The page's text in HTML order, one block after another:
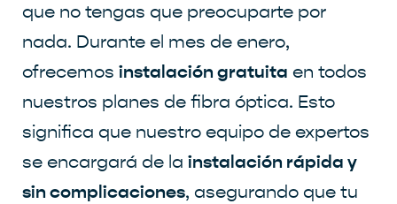
que no tengas que preocuparte por
nada. Durante el mes de enero,
ofrecemos instalación gratuita en todos
nuestros planes de fibra óptica. Esto
significa que nuestro equipo de expertos
se encargará de la instalación rápida y
sin complicaciones, asegurando que tu